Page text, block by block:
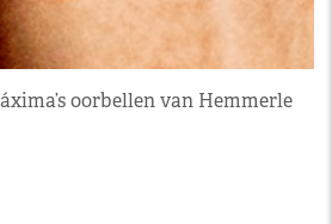
oorbellen van Hemmerle